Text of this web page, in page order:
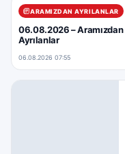
ARAMIZDAN AYRILANLAR
06.08.2026 – Aramızdan
Ayrılanlar
06.08.2026 07:55